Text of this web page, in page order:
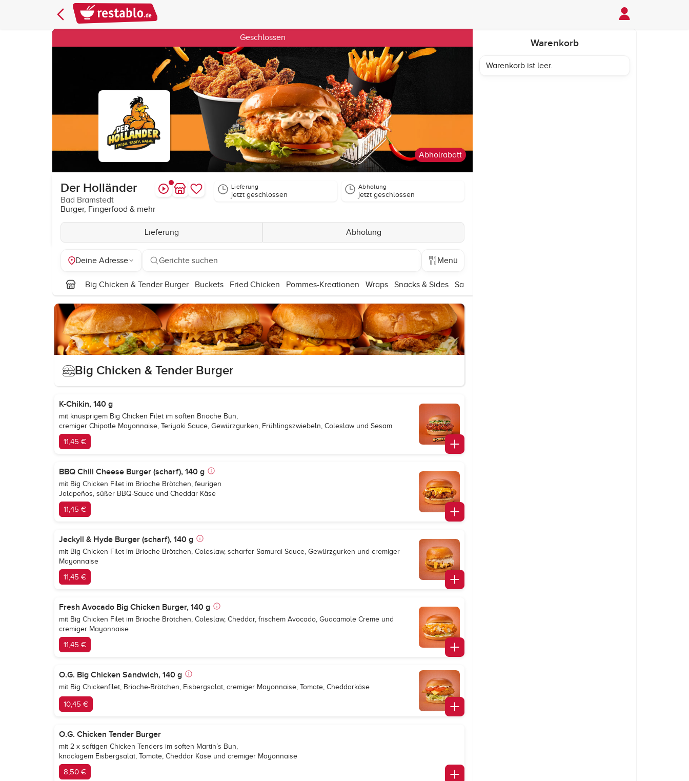
Geschlossen
Abholrabatt
Der Holländer
Bad Bramstedt
Burger, Fingerfood & mehr
Lieferung
jetzt geschlossen
Abholung
jetzt geschlossen
Lieferung Abholung
Deine Adresse Gerichte suchen Menü
Big Chicken & Tender Burger Buckets Fried Chicken Pommes-Kreationen Wraps Snacks & Sides Salate
Big Chicken & Tender Burger
K-Chikin, 140 g
mit knusprigem Big Chicken Filet im soften Brioche Bun,
cremiger Chipotle Mayonnaise, Teriyaki Sauce, Gewürzgurken, Frühlingszwiebeln, Coleslaw und Sesam
11,45 €
BBQ Chili Cheese Burger (scharf), 140 g
mit Big Chicken Filet im Brioche Brötchen, feurigen
Jalapeños, süßer BBQ-Sauce und Cheddar Käse
11,45 €
Jeckyll & Hyde Burger (scharf), 140 g
mit Big Chicken Filet im Brioche Brötchen, Coleslaw, scharfer Samurai Sauce, Gewürzgurken und cremiger
Mayonnaise
11,45 €
Fresh Avocado Big Chicken Burger, 140 g
mit Big Chicken Filet im Brioche Brötchen, Coleslaw, Cheddar, frischem Avocado, Guacamole Creme und
cremiger Mayonnaise
11,45 €
O.G. Big Chicken Sandwich, 140 g
mit Big Chickenfilet, Brioche-Brötchen, Eisbergsalat, cremiger Mayonnaise, Tomate, Cheddarkäse
10,45 €
O.G. Chicken Tender Burger
mit 2 x saftigen Chicken Tenders im soften Martin’s Bun,
knackigem Eisbergsalat, Tomate, Cheddar Käse und cremiger Mayonnaise
8,50 €
Warenkorb
Warenkorb ist leer.